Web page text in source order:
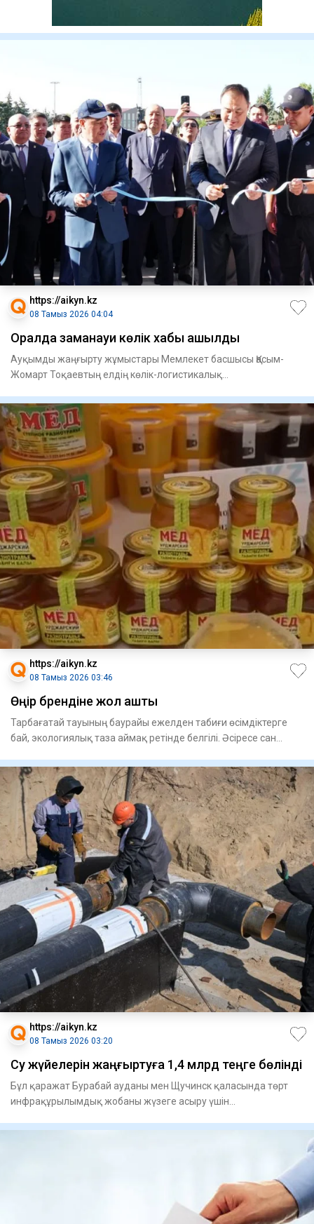
https://aikyn.kz
08 Тамыз 2026 04:04
Оралда заманауи көлік хабы ашылды
Ауқымды жаңғырту жұмыстары Мемлекет басшысы Қасым-
Жомарт Тоқаевтың елдің көлік-логистикалық
https://aikyn.kz
08 Тамыз 2026 03:46
Өңір брендіне жол ашты
Тарбағатай тауының баурайы ежелден табиғи өсімдіктерге
бай, экологиялық таза аймақ ретінде белгілі. Әсіресе сан
https://aikyn.kz
08 Тамыз 2026 03:20
Су жүйелерін жаңғыртуға 1,4 млрд теңге бөлінді
Бұл қаражат Бурабай ауданы мен Щучинск қаласында төрт
инфрақұрылымдық жобаны жү­зеге асыру үшін